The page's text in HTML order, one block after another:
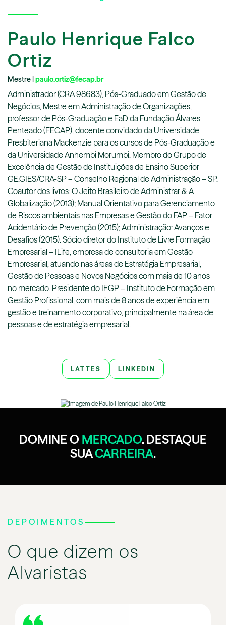
Paulo Henrique Falco
Ortiz
Mestre |paulo.ortiz@fecap.br
Administrador (CRA 98683), Pós-Graduado em Gestão de
Negócios, Mestre em Administração de Organizações,
professor de Pós-Graduação e EaD da Fundação Álvares
Penteado (FECAP), docente convidado da Universidade
Presbiteriana Mackenzie para os cursos de Pós-Graduação e
da Universidade Anhembi Morumbi. Membro do Grupo de
Excelência de Gestão de Instituições de Ensino Superior
GE.GIES/CRA-SP – Conselho Regional de Administração – SP.
Coautor dos livros: O Jeito Brasileiro de Administrar & A
Globalização (2013); Manual Orientativo para Gerenciamento
de Riscos ambientais nas Empresas e Gestão do FAP – Fator
Acidentário de Prevenção (2015); Administração: Avanços e
Desafios (2015). Sócio diretor do Instituto de Livre Formação
Empresarial – ILife, empresa de consultoria em Gestão
Empresarial, atuando nas áreas de Estratégia Empresarial,
Gestão de Pessoas e Novos Negócios com mais de 10 anos
no mercado. Presidente do IFGP – Instituto de Formação em
Gestão Profissional, com mais de 8 anos de experiência em
gestão e treinamento corporativo, principalmente na área de
pessoas e de estratégia empresarial.
LATTES LINKEDIN
DOMINE O MERCADO. DESTAQUE
SUACARREIRA.
DEPOIMENTOS
O que dizem os
Alvaristas